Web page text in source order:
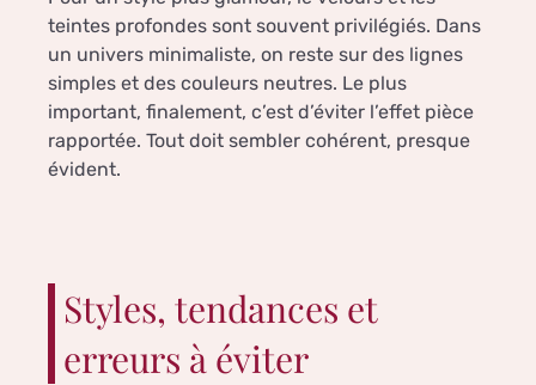
teintes profondes sont souvent privilégiés. Dans
un univers minimaliste, on reste sur des lignes
simples et des couleurs neutres. Le plus
important, finalement, c’est d’éviter l’effet pièce
rapportée. Tout doit sembler cohérent, presque
évident.
Styles, tendances et
erreurs à éviter